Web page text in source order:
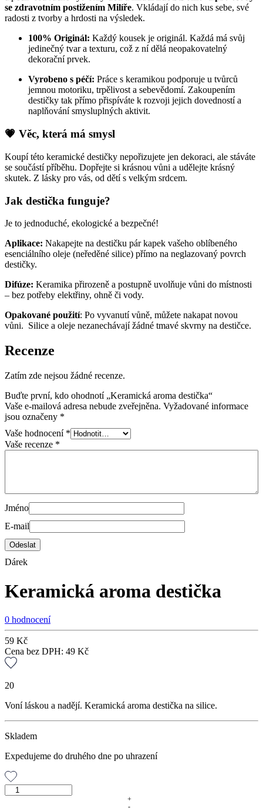
se zdravotním postižením Milíře. Vkládají do nich kus sebe, své
radosti z tvorby a hrdosti na výsledek.
100% Originál: Každý kousek je originál. Každá má svůj
jedinečný tvar a texturu, což z ní dělá neopakovatelný
dekorační prvek.
Vyrobeno s péčí: Práce s keramikou podporuje u tvůrců
jemnou motoriku, trpělivost a sebevědomí. Zakoupením
destičky tak přímo přispíváte k rozvoji jejich dovedností a
naplňování smysluplných aktivit.
💗 Věc, která má smysl
Koupí této keramické destičky nepořizujete jen dekoraci, ale stáváte
se součástí příběhu. Dopřejte si krásnou vůni a udělejte krásný
skutek. Z lásky pro vás, od dětí s velkým srdcem.
Jak destička funguje?
Je to jednoduché, ekologické a bezpečné!
Aplikace: Nakapejte na destičku pár kapek vašeho oblíbeného
esenciálního oleje (neředěné silice) přímo na neglazovaný povrch
destičky.
Difúze: Keramika přirozeně a postupně uvolňuje vůni do místnosti
– bez potřeby elektřiny, ohně či vody.
Opakované použití: Po vyvanutí vůně, můžete nakapat novou
vůni. Silice a oleje nezanechávají žádné tmavé skvrny na destičce.
Recenze
Zatím zde nejsou žádné recenze.
Buďte první, kdo ohodnotí „Keramická aroma destička“
Vaše e-mailová adresa nebude zveřejněna. Vyžadované informace
jsou označeny *
Vaše hodnocení *
Vaše recenze *
Jméno
E-mail
Dárek
Keramická aroma destička
0 hodnocení
59 Kč
Cena bez DPH: 49 Kč
20
Voní láskou a nadějí. Keramická aroma destička na silice.
Skladem
Expedujeme do druhého dne po uhrazení
Keramická
+
-